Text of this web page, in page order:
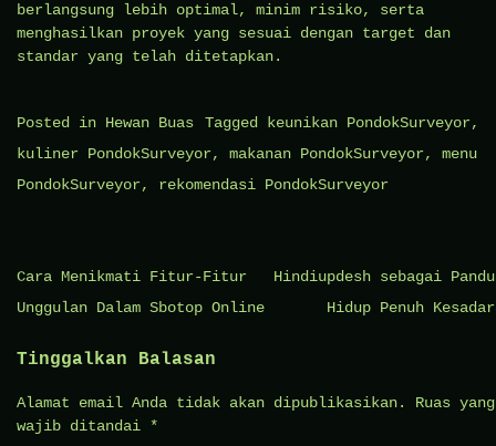
berlangsung lebih optimal, minim risiko, serta
menghasilkan proyek yang sesuai dengan target dan
standar yang telah ditetapkan.
Posted in Hewan Buas Tagged keunikan PondokSurveyor,
kuliner PondokSurveyor, makanan PondokSurveyor, menu
PondokSurveyor, rekomendasi PondokSurveyor
Navigasi
pos
Cara Menikmati Fitur-Fitur
Unggulan Dalam Sbotop Online
Hindiupdesh sebagai
Hidup Penuh
Tinggalkan Balasan
Alamat email Anda tidak akan dipublikasikan.
Ruas yang
wajib ditandai *